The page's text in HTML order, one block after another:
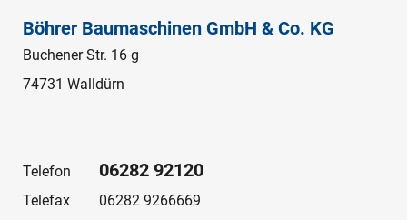
Böhrer Baumaschinen GmbH & Co. KG
Buchener Str. 16 g
74731 Walldürn
Telefon 06282 92120
Telefax
06282 9266669